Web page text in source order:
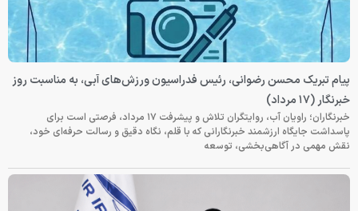
پیام تبریک محسن رضوانی، رئیس فدراسیون ورزش‌های آبی، به مناسبت روز
خبرنگار (۱۷ مرداد)
خبرنگاران؛ راویان آب، روایتگران تلاش و پیشرفت ۱۷ مرداد، فرصتی است برای
پاسداشت جایگاه ارزشمند خبرنگارانی که با قلم، نگاه دقیق و رسالت حرفه‌ای خود،
نقش مهمی در آگاهی‌بخشی، توسعه